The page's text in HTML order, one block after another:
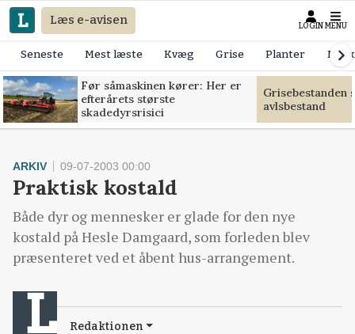
Læs e-avisen LOGIN MENU
Seneste Mest læste Kvæg Grise Planter
Før såmaskinen kører: Her er
efterårets største
skadedyrsrisici
Grisebestanden
avlsbestand
ARKIV 09-07-2003 00:00
Praktisk kostald
Både dyr og mennesker er glade for den nye
kostald på Hesle Damgaard, som forleden blev
præsenteret ved et åbent hus-arrangement.
Redaktionen